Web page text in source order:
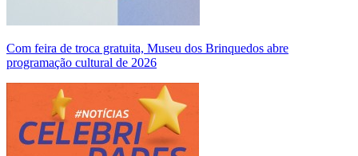
Com feira de troca gratuita, Museu dos Brinquedos abre
programação cultural de 2026